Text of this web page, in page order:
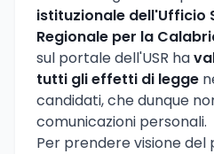
istituzionale dell'Ufficio
Regionale per la
sul portale dell'USR ha
tutti gli effetti di legge
candidati, che dunque
comunicazioni personali.
Per prendere visione del